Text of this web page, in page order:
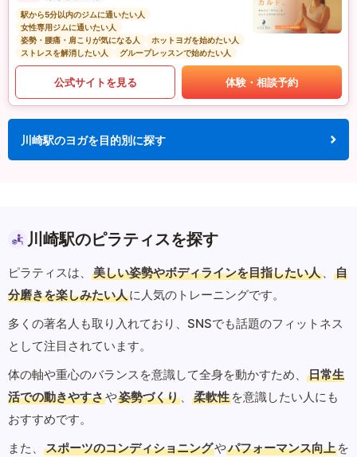
駅から5分以内のジムに通いたい人
女性専用ジムに通いたい人
姿勢・腰痛・肩こりが気になる人
ホットヨガを始めたい人
ストレスを解消したい人
グループレッスンで始めたい人
公式サイトを見る 体験・相談予約
川崎駅のヨガを目的別に探す
川崎駅のピラティスを探す
ピラティスは、 美しい姿勢やボディラインを目指したい人 、
自
分磨きを楽しみたい人に人気のトレーニングです。
多くの著名人も取り入れており、SNSでも話題のフィットネス
として注目されています。
体の軸や重心のバランスを意識して全身を動かすため、
日常生
活での動きやすさや姿勢づくり 、 柔軟性 を意識したい人にも
おすすめです。
また、
スポーツのコンディショニングやパフォーマンス向上 を